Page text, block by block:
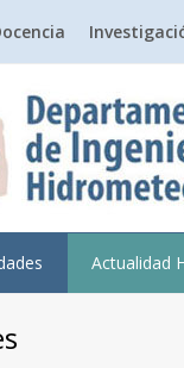
Actualidad